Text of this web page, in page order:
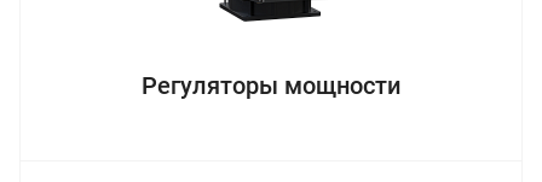
Регуляторы мощности